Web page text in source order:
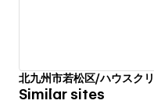
Similar sites